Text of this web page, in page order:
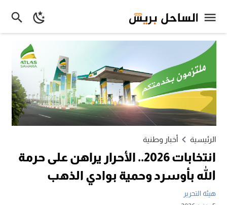
الرئيسية أخبار وطنية
انتخابات 2026.. الأحرار يراهن على حرمة
الله بأوسرد وحمية بوادي الذهب
هيئة التحرير